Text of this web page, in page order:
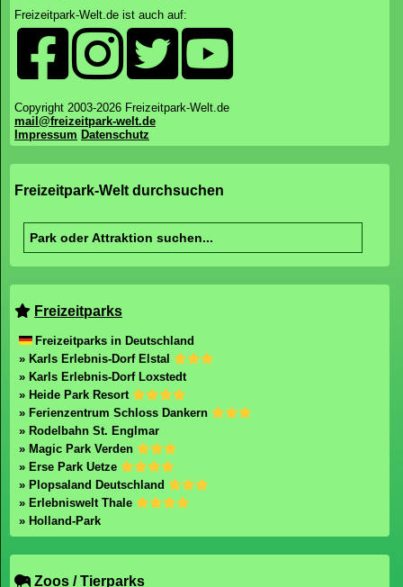
Freizeitpark-Welt.de ist auch auf:
Copyright 2003-2026 Freizeitpark-Welt.de
mail@freizeitpark-welt.de
Impressum Datenschutz
Freizeitpark-Welt durchsuchen
Freizeitparks
Freizeitparks in Deutschland
» Karls Erlebnis-Dorf Elstal
» Karls Erlebnis-Dorf Loxstedt
» Heide Park Resort
» Ferienzentrum Schloss Dankern
» Rodelbahn St. Englmar
» Magic Park Verden
» Erse Park Uetze
» Plopsaland Deutschland
» Erlebniswelt Thale
» Holland-Park
Zoos / Tierparks